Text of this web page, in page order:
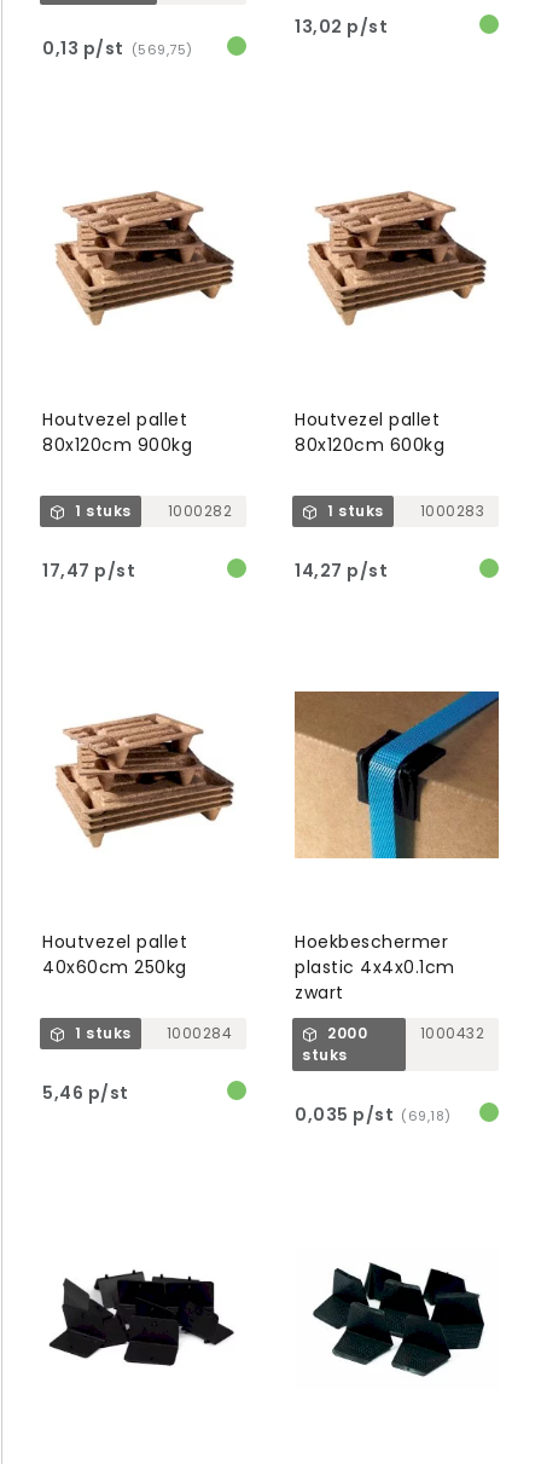
0,13 p/st (569,75)
13,02 p/st
Houtvezel pallet
80x120cm 900kg
1 stuks 1000282
17,47 p/st
Houtvezel pallet
80x120cm 600kg
1 stuks 1000283
14,27 p/st
Houtvezel pallet
40x60cm 250kg
1 stuks 1000284
5,46 p/st
Hoekbeschermer
plastic 4x4x0.1cm
zwart
2000
stuks
1000432
0,035 p/st (69,18)